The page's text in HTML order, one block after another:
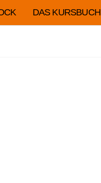
DAS KURSBUCH